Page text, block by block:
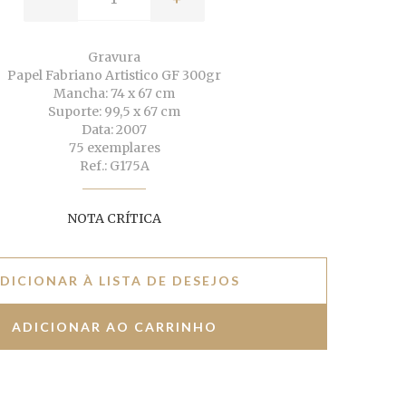
Gravura
Papel Fabriano Artistico GF 300gr
Mancha: 74 x 67 cm
Suporte: 99,5 x 67 cm
Data: 2007
75 exemplares
Ref.: G175A
NOTA CRÍTICA
À LISTA DE DESEJOS